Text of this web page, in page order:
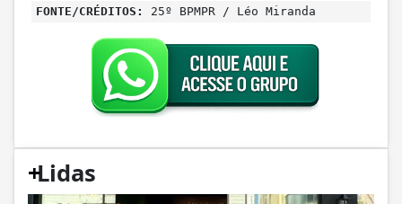
FONTE/CRÉDITOS: 25º BPMPR / Léo Miranda
+
Lidas